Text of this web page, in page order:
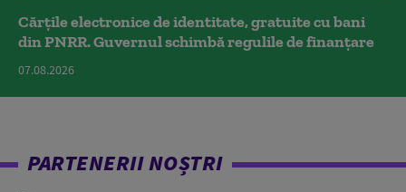
Cărțile electronice de identitate, gratuite cu bani
din PNRR. Guvernul schimbă regulile de finanțare
07.08.2026
PARTENERII NOȘTRI